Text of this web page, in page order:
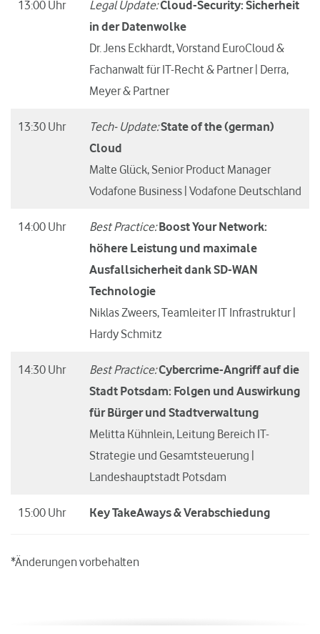
13:00 Uhr Legal Update:Cloud-Security: Sicherheit
in der Datenwolke
Dr. Jens Eckhardt, Vorstand EuroCloud &
Fachanwalt für IT-Recht & Partner | Derra,
Meyer & Partner
13:30 Uhr Tech- Update:State of the (german)
Cloud
Malte Glück, Senior Product Manager
Vodafone Business | Vodafone Deutschland
14:00 Uhr Best Practice: Boost Your Network:
höhere Leistung und maximale
Ausfallsicherheit dank SD-WAN
Technologie
Niklas Zweers, Teamleiter IT Infrastruktur |
Hardy Schmitz
14:30 Uhr Best Practice:Cybercrime-Angriff auf die
Stadt Potsdam: Folgen und Auswirkung
für Bürger und Stadtverwaltung
Melitta Kühnlein, Leitung Bereich IT-
Strategie und Gesamtsteuerung |
Landeshauptstadt Potsdam
15:00 Uhr Key TakeAways & Verabschiedung
*Änderungen vorbehalten